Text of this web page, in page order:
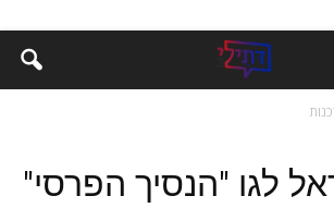
לגו "הנסיך הפרסי"